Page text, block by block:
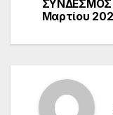
ΣΥΝΔΕΣΜΟΣ
Mαρτίου